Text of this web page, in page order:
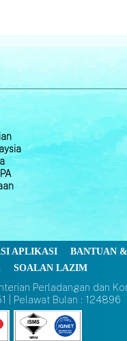
APLIKASI BANTUAN
SOALAN LAZIM
Perladangan dan
| Pelawat Bulan : 124896